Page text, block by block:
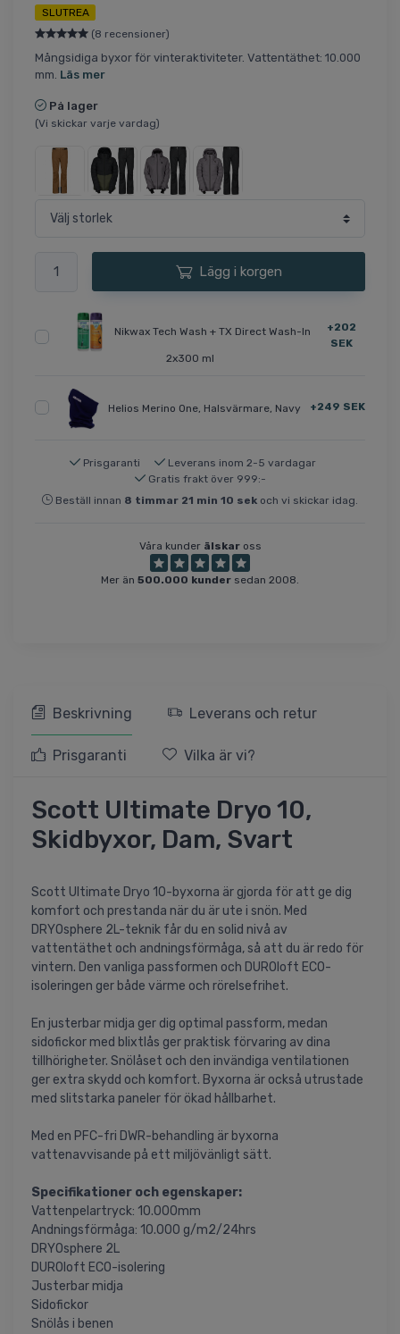
SLUTREA
(8 recensioner)
Mångsidiga byxor för vinteraktiviteter. Vattentäthet: 10.000
mm. Läs mer
På lager
(Vi skickar varje vardag)
Lägg i korgen
Nikwax Tech Wash + TX Direct Wash-In
2x300 ml
+202
SEK
Helios Merino One, Halsvärmare, Navy +249 SEK
Prisgaranti
Leverans inom 2-5 vardagar
Gratis frakt över 999:-
Beställ innan8 timmar21 min9sekoch vi skickar idag.
Våra kunder älskaross
Mer än 500.000 kunder sedan 2008.
Beskrivning Leverans och retur
Prisgaranti Vilka är vi?
Scott Ultimate Dryo 10,
Skidbyxor, Dam, Svart
Scott Ultimate Dryo 10-byxorna är gjorda för att ge dig
komfort och prestanda när du är ute i snön. Med
DRYOsphere 2L-teknik får du en solid nivå av
vattentäthet och andningsförmåga, så att du är redo för
vintern. Den vanliga passformen och DUROloft ECO-
isoleringen ger både värme och rörelsefrihet.
En justerbar midja ger dig optimal passform, medan
sidofickor med blixtlås ger praktisk förvaring av dina
tillhörigheter. Snölåset och den invändiga ventilationen
ger extra skydd och komfort. Byxorna är också utrustade
med slitstarka paneler för ökad hållbarhet.
Med en PFC-fri DWR-behandling är byxorna
vattenavvisande på ett miljövänligt sätt.
Specifikationer och egenskaper:
Vattenpelartryck: 10.000mm
Andningsförmåga: 10.000 g/m2/24hrs
DRYOsphere 2L
DUROloft ECO-isolering
Justerbar midja
Sidofickor
Snölås i benen